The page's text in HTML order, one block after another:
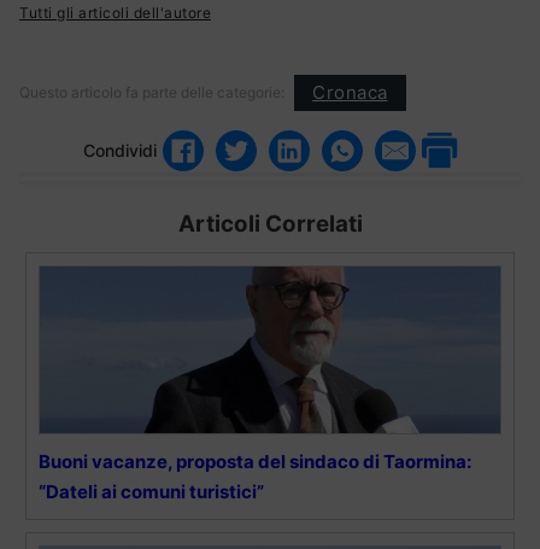
Tutti gli articoli dell'autore
Questo articolo fa parte delle categorie: Cronaca
Condividi
Articoli Correlati
Buoni vacanze, proposta del sindaco di Taormina:
“Dateli ai comuni turistici”